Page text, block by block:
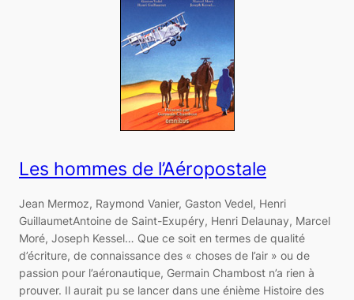
Les hommes de l’Aéropostale
Jean Mermoz, Raymond Vanier, Gaston Vedel, Henri
GuillaumetAntoine de Saint-Exupéry, Henri Delaunay, Marcel
Moré, Joseph Kessel… Que ce soit en termes de qualité
d’écriture, de connaissance des « choses de l’air » ou de
passion pour l’aéronautique, Germain Chambost n’a rien à
prouver. Il aurait pu se lancer dans une énième Histoire des